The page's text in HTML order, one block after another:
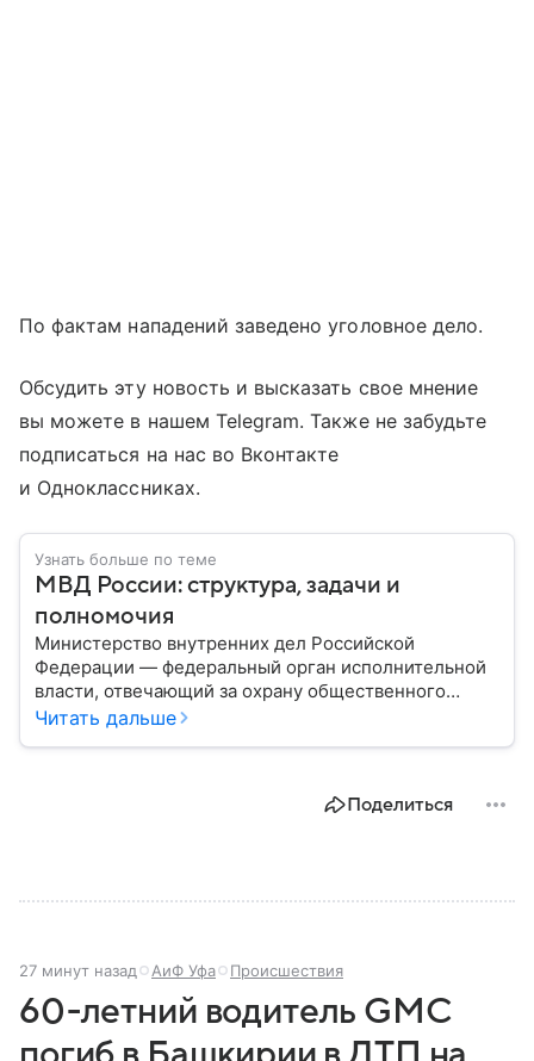
По фактам нападений заведено уголовное дело.
Обсудить эту новость и высказать свое мнение
вы можете в нашем Telegram. Также не забудьте
подписаться на нас во Вконтакте
и Одноклассниках.
Узнать больше по теме
МВД России: структура, задачи и
полномочия
Министерство внутренних дел Российской
Федерации — федеральный орган исполнительной
власти, отвечающий за охрану общественного
порядка, борьбу с преступностью, обеспечение
России, какие задачи выполняет министерство, как
Читать дальше
Поделиться
27 минут назад АиФ Уфа Происшествия
60-летний водитель GMC